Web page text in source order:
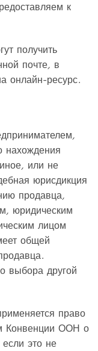
к
получить
почте, в
онлайн-ресурс.
нахождения
или не
юрисдикция
продавца,
юридическим
лицом
общей
выбора другой
право
Конвенции ООН о
это не